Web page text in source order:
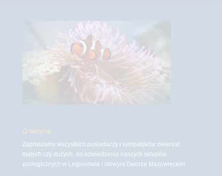
O witrynie
Zapraszamy wszystkich posiadaczy i sympatyków zwierząt
małych czy dużych, do odwiedzenia naszych sklepów
zoologicznych w Legionowie i Nowym Dworze Mazowieckim